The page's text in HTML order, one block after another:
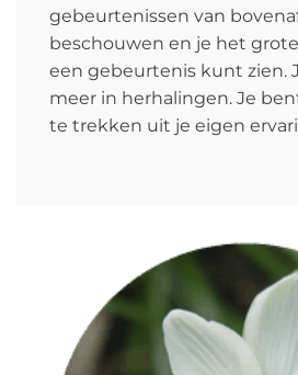
gebeurtenissen van
beschouwen en je het
een gebeurtenis kunt zien.
meer in herhalingen. Je
te trekken uit je eigen